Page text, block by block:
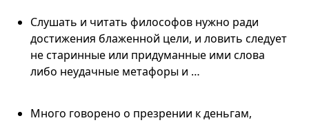
Слушать и читать философов нужно ради
достижения блаженной цели, и ловить следует
не старинные или придуманные ими слова
либо неудачные метафоры и …
Много говорено о презрении к деньгам,